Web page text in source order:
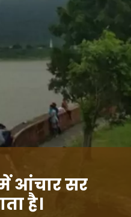
आंचार सर
कहा जाता है।